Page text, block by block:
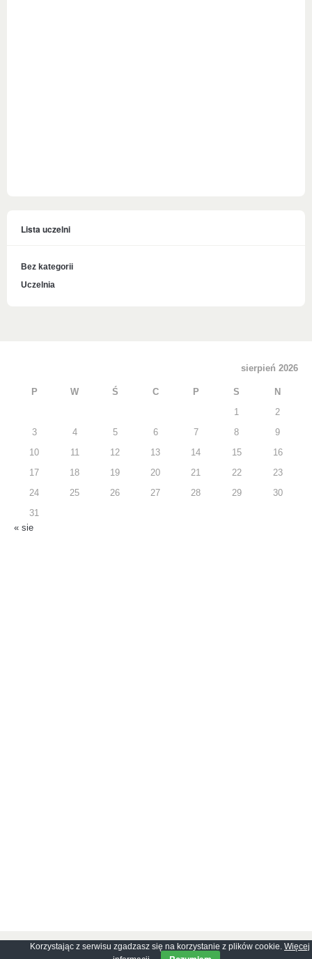
Lista uczelni
Bez kategorii
Uczelnia
sierpień 2026
P W Ś C P S N
1 2
3 4 5 6 7 8 9
10 11 12 13 14 15 16
17 18 19 20 21 22 23
24 25 26 27 28 29 30
31
« sie
Copyright © 2026GhostPool.com. All rights reserved.
Korzystając z serwisu zgadzasz się na korzystanie z plików cookie. Więcej